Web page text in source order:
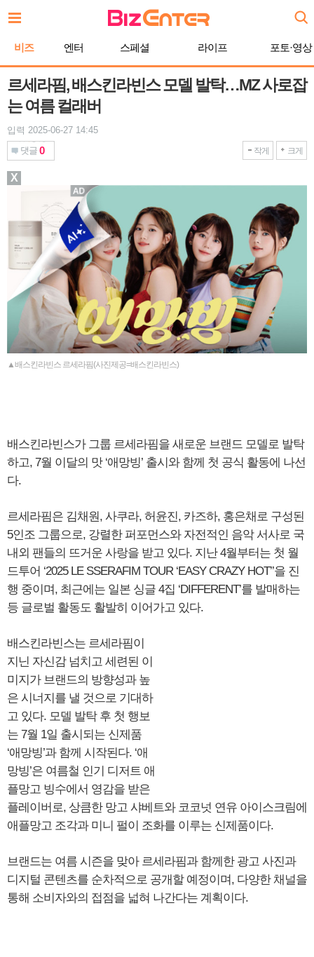
문
비즈 엔터 스페셜 라이프 포토·영상
르세라핌, 배스킨라빈스 모델 발탁…MZ 사로잡
는 여름 컬래버
입력 2025-06-27 14:45
댓글 0 작게 크게
▲배스킨라빈스 르세라핌(사진제공=배스킨라빈스)
배스킨라빈스가 그룹 르세라핌을 새로운 브랜드 모델로 발탁
하고, 7월 이달의 맛 ‘애망빙’ 출시와 함께 첫 공식 활동에 나선
다.
르세라핌은 김채원, 사쿠라, 허윤진, 카즈하, 홍은채로 구성된
5인조 그룹으로, 강렬한 퍼포먼스와 자전적인 음악 서사로 국
내외 팬들의 뜨거운 사랑을 받고 있다. 지난 4월부터는 첫 월
드투어 ‘2025 LE SSERAFIM TOUR ‘EASY CRAZY HOT’’을 진
행 중이며, 최근에는 일본 싱글 4집 ‘DIFFERENT’를 발매하는
등 글로벌 활동도 활발히 이어가고 있다.
배스킨라빈스는 르세라핌이
지닌 자신감 넘치고 세련된 이
미지가 브랜드의 방향성과 높
은 시너지를 낼 것으로 기대하
고 있다. 모델 발탁 후 첫 행보
는 7월 1일 출시되는 신제품
‘애망빙’과 함께 시작된다. ‘애
망빙’은 여름철 인기 디저트 애
플망고 빙수에서 영감을 받은
플레이버로, 상큼한 망고 샤베트와 코코넛 연유 아이스크림에
애플망고 조각과 미니 펄이 조화를 이루는 신제품이다.
브랜드는 여름 시즌을 맞아 르세라핌과 함께한 광고 사진과
디지털 콘텐츠를 순차적으로 공개할 예정이며, 다양한 채널을
통해 소비자와의 접점을 넓혀 나간다는 계획이다.
X